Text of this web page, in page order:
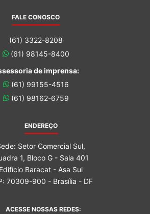
FALE CONOSCO
(61) 3322-8208
(61) 98145-8400
de imprensa:
(61) 99155-4516
(61) 98162-6759
ENDEREÇO
Setor Comercial Sul,
1, Bloco G - Sala 401
Edifício Baracat - Asa Sul
70309-900 - Brasília - DF
ACESSE NOSSAS REDES: